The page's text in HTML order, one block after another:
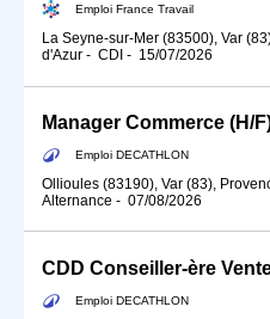
Emploi France Travail
La Seyne-sur-Mer (83500), Var
d'Azur - CDI - 15/07/2026
Manager Commerce (H/
Emploi DECATHLON
Ollioules (83190), Var (83),
Alternance - 07/08/2026
CDD Conseiller-ère
Emploi DECATHLON